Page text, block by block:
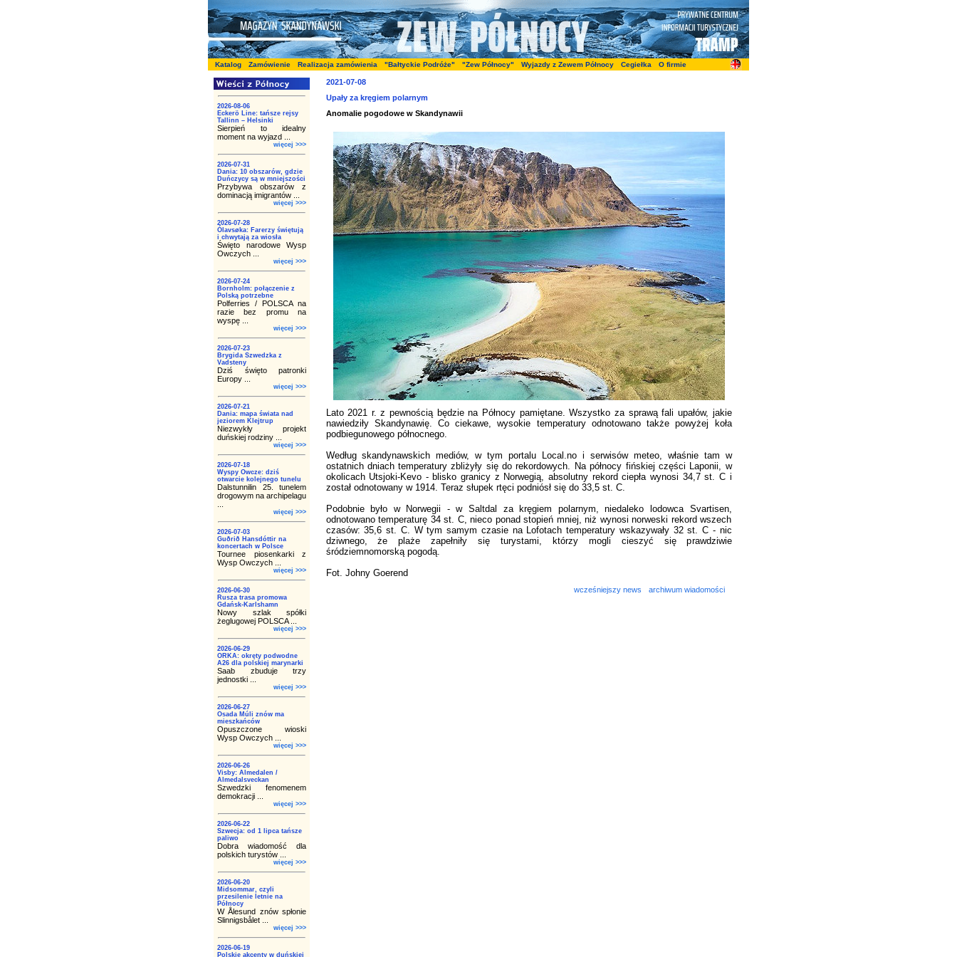
Katalog Zamówienie Realizacja zamówienia "Bałtyckie Podróże" "Zew Północy" Wyjazdy z Zewem Północy Cegiełka O firmie
2026-08-06
Eckerö Line: tańsze rejsy
Tallinn – Helsinki
Sierpień to idealny
moment na wyjazd ...
więcej >>>
2026-07-31
Dania: 10 obszarów, gdzie
Duńczycy są w mniejszości
Przybywa obszarów z
dominacją imigrantów ...
więcej >>>
2026-07-28
Ólavsøka: Farerzy świętują
i chwytają za wiosła
Święto narodowe Wysp
Owczych ...
więcej >>>
2026-07-24
Bornholm: połączenie z
Polską potrzebne
Polferries / POLSCA na
razie bez promu na
wyspę ...
więcej >>>
2026-07-23
Brygida Szwedzka z
Vadsteny
Dziś święto patronki
Europy ...
więcej >>>
2026-07-21
Dania: mapa świata nad
jeziorem Klejtrup
Niezwykły projekt
duńskiej rodziny ...
więcej >>>
2026-07-18
Wyspy Owcze: dziś
otwarcie kolejnego tunelu
Dalstunnilin 25. tunelem
drogowym na archipelagu
więcej >>>
2026-07-03
Guðrið Hansdóttir na
koncertach w Polsce
Tournee piosenkarki z
Wysp Owczych ...
więcej >>>
2026-06-30
Rusza trasa promowa
Gdańsk-Karlshamn
Nowy szlak spółki
żeglugowej POLSCA ...
więcej >>>
2026-06-29
ORKA: okręty podwodne
A26 dla polskiej marynarki
Saab zbuduje trzy
jednostki ...
więcej >>>
2026-06-27
Osada Múli znów ma
mieszkańców
Opuszczone wioski
Wysp Owczych ...
więcej >>>
2026-06-26
Visby: Almedalen /
Almedalsveckan
Szwedzki fenomenem
demokracji ...
więcej >>>
2026-06-22
Szwecja: od 1 lipca tańsze
paliwo
Dobra wiadomość dla
polskich turystów ...
więcej >>>
2026-06-20
Midsommar, czyli
przesilenie letnie na
Północy
W Ålesund znów spłonie
Slinnigsbålet ...
więcej >>>
2026-06-19
Polskie akcenty w duńskiej
2021-07-08
Upały za kręgiem polarnym
Anomalie pogodowe w Skandynawii
Lato 2021 r. z pewnością będzie na Północy pamiętane. Wszystko za sprawą fali upałów, jakie
nawiedziły Skandynawię. Co ciekawe, wysokie temperatury odnotowano także powyżej koła
podbiegunowego północnego.
Według skandynawskich mediów, w tym portalu Local.no i serwisów meteo, właśnie tam w
ostatnich dniach temperatury zbliżyły się do rekordowych. Na północy fińskiej części Laponii, w
okolicach Utsjoki-Kevo - blisko granicy z Norwegią, absolutny rekord ciepła wynosi 34,7 st. C i
został odnotowany w 1914. Teraz słupek rtęci podniósł się do 33,5 st. C.
Podobnie było w Norwegii - w Saltdal za kręgiem polarnym, niedaleko lodowca Svartisen,
odnotowano temperaturę 34 st. C, nieco ponad stopień mniej, niż wynosi norweski rekord wszech
czasów: 35,6 st. C. W tym samym czasie na Lofotach temperatury wskazywały 32 st. C - nic
dziwnego, że plaże zapełniły się turystami, którzy mogli cieszyć się prawdziwie
śródziemnomorską pogodą.
Fot. Johny Goerend
wcześniejszy news archiwum wiadomości